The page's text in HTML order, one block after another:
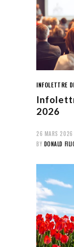
INFOLETTRE
2026
26 MARS 2026
BY DONALD